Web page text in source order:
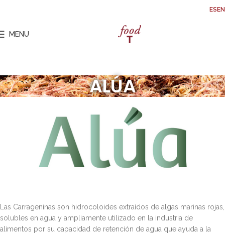
ES EN
MENU
ALÚA
Las Carrageninas son hidrocoloides extraídos de algas marinas rojas,
solubles en agua y ampliamente utilizado en la industria de
alimentos por su capacidad de retención de agua que ayuda a la